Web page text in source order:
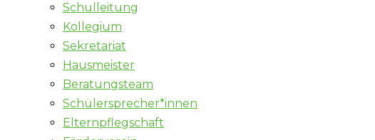
Schulleitung
Kollegium
Sekretariat
Hausmeister
Beratungsteam
Schülersprecher*innen
Elternpflegschaft